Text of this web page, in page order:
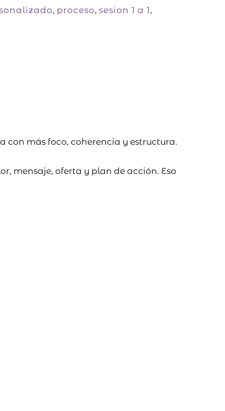
, proceso, sesion 1 a 1,
con más foco, coherencia y estructura.
mensaje, oferta y plan de acción. Eso